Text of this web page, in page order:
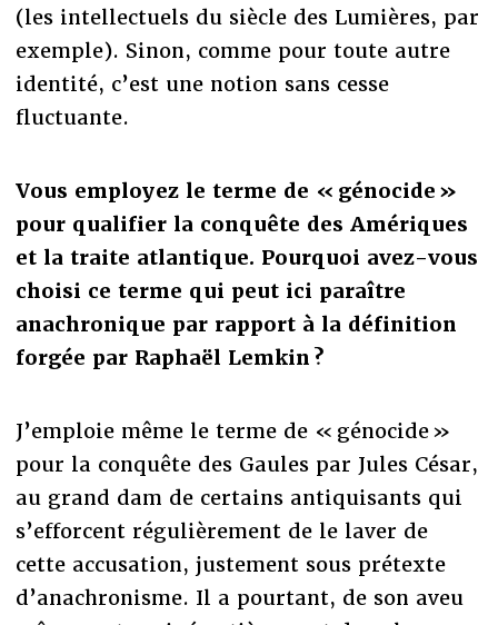
(les intellectuels du siècle des Lumières, par
exemple). Sinon, comme pour toute autre
identité, c’est une notion sans cesse
fluctuante.
Vous employez le terme de « génocide »
pour qualifier la conquête des Amériques
et la traite atlantique. Pourquoi avez-vous
choisi ce terme qui peut ici paraître
anachronique par rapport à la définition
forgée par Raphaël Lemkin ?
J’emploie même le terme de « génocide »
pour la conquête des Gaules par Jules César,
au grand dam de certains antiquisants qui
s’efforcent régulièrement de le laver de
cette accusation, justement sous prétexte
d’anachronisme. Il a pourtant, de son aveu